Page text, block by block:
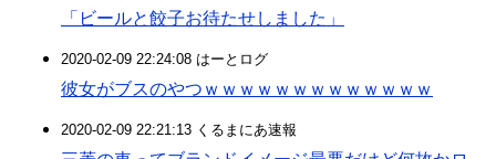
「ビールと餃子お待たせしました」
2020-02-09 22:24:08 はーとログ
彼女がブスのやつｗｗｗｗｗｗｗｗｗｗｗｗｗ
2020-02-09 22:21:13 くるまにあ速報